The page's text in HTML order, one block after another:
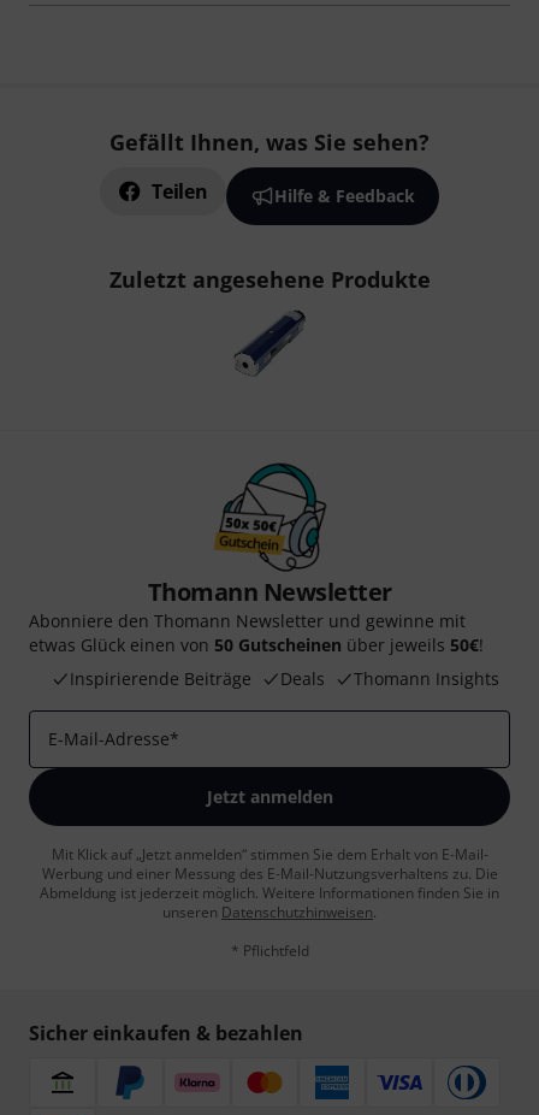
Gefällt Ihnen, was Sie sehen?
Teilen Hilfe & Feedback
Zuletzt angesehene Produkte
Thomann Newsletter
Abonniere den Thomann Newsletter und gewinne mit
etwas Glück einen von 50 Gutscheinen über jeweils 50€!
Inspirierende Beiträge
Deals Thomann Insights
E-Mail-Adresse*
Jetzt anmelden
Mit Klick auf „Jetzt anmelden“ stimmen Sie dem Erhalt von E-Mail-
Werbung und einer Messung des E-Mail-Nutzungsverhaltens zu. Die
Abmeldung ist jederzeit möglich. Weitere Informationen finden Sie in
unseren Datenschutzhinweisen.
* Pflichtfeld
Sicher einkaufen & bezahlen